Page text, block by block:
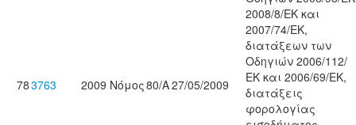
783763 2009 Νόμος80/Α27/05/2009
2008/8/ΕΚ και
2007/74/ΕΚ,
διατάξεων των
Οδηγιών 2006/112/
ΕΚ και 2006/69/ΕΚ,
διατάξεις
φορολογίας